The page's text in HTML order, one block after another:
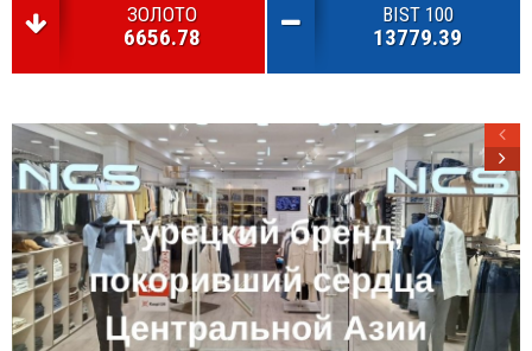
ЗОЛОТО
6656.78
BIST 100
13779.39